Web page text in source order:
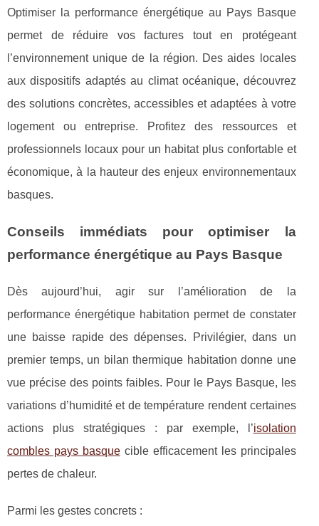
Optimiser la performance énergétique au Pays Basque
permet de réduire vos factures tout en protégeant
l’environnement unique de la région. Des aides locales
aux dispositifs adaptés au climat océanique, découvrez
des solutions concrètes, accessibles et adaptées à votre
logement ou entreprise. Profitez des ressources et
professionnels locaux pour un habitat plus confortable et
économique, à la hauteur des enjeux environnementaux
basques.
Conseils immédiats pour optimiser la
performance énergétique au Pays Basque
Dès aujourd’hui, agir sur l’amélioration de la
performance énergétique habitation permet de constater
une baisse rapide des dépenses. Privilégier, dans un
premier temps, un bilan thermique habitation donne une
vue précise des points faibles. Pour le Pays Basque, les
variations d’humidité et de température rendent certaines
actions plus stratégiques : par exemple, l’isolation
combles pays basquecible efficacement les principales
pertes de chaleur.
Parmi les gestes concrets :